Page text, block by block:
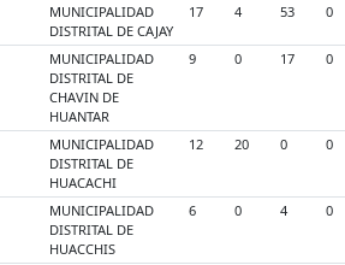
MUNICIPALIDAD
DISTRITAL DE CAJAY
17 4 53 0
MUNICIPALIDAD
DISTRITAL DE
CHAVIN DE
HUANTAR
9 0 17 0
MUNICIPALIDAD
DISTRITAL DE
HUACACHI
12 20 0 0
MUNICIPALIDAD
DISTRITAL DE
HUACCHIS
6 0 4 0